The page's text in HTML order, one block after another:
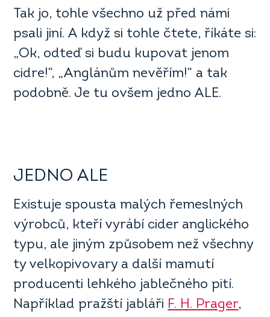
Tak jo, tohle všechno už před námi
psali jiní. A když si tohle čtete, říkáte si:
„Ok, odteď si budu kupovat jenom
cidre!“, „Anglánům nevěřím!“ a tak
podobně. Je tu ovšem jedno ALE.
JEDNO ALE
Existuje spousta malých řemeslných
výrobců, kteří vyrábí cider anglického
typu, ale jiným způsobem než všechny
ty velkopivovary a další mamutí
producenti lehkého jablečného pití.
Například pražští jabláři F. H. Prager,